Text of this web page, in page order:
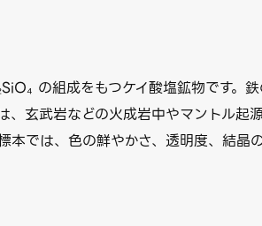
の組成をもつケイ酸塩鉱物です。
玄武岩などの火成岩中やマントル起源
本では、色の鮮やかさ、透明度、結晶